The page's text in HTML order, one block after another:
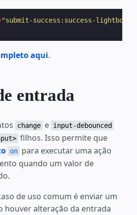
"submit-success:success-
aqui.
entrada
change e input-debounced
filhos. Isso permite que
on para executar uma ação
quando um valor de
de uso comum é enviar um
alteração da entrada